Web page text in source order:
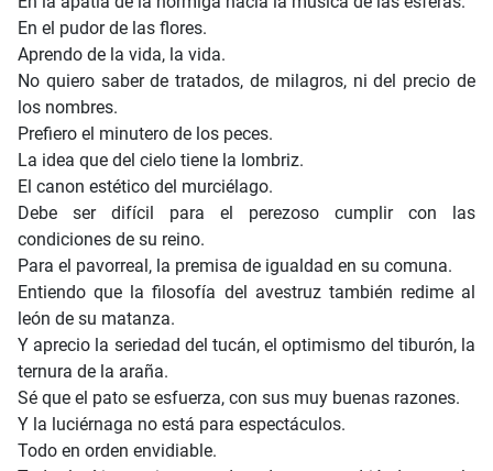
En el pudor de las flores.
Aprendo de la vida, la vida.
No quiero saber de tratados, de milagros, ni del precio de
los nombres.
Prefiero el minutero de los peces.
La idea que del cielo tiene la lombriz.
El canon estético del murciélago.
Debe ser difícil para el perezoso cumplir con las
condiciones de su reino.
Para el pavorreal, la premisa de igualdad en su comuna.
Entiendo que la filosofía del avestruz también redime al
león de su matanza.
Y aprecio la seriedad del tucán, el optimismo del tiburón, la
ternura de la araña.
Sé que el pato se esfuerza, con sus muy buenas razones.
Y la luciérnaga no está para espectáculos.
Todo en orden envidiable.